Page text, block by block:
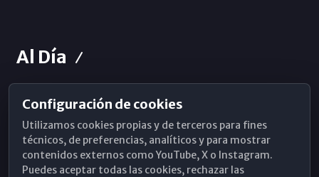
Al Día
Horarios de Misa
Hemeroteca
WhatsApp
Configuración de cookies
Utilizamos cookies propias y de terceros para fines
técnicos, de preferencias, analíticos y para mostrar
contenidos externos como YouTube, X o Instagram.
Puedes aceptar todas las cookies, rechazar las